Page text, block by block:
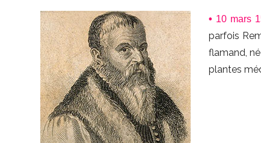
• 10 mars
parfois
flamand,
plantes